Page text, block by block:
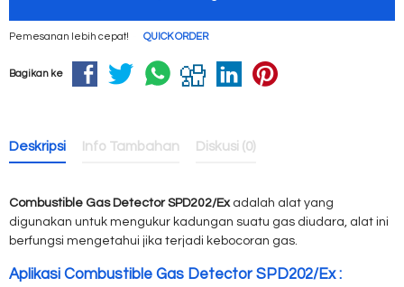
Pemesanan lebih cepat! QUICK ORDER
Bagikan ke
Deskripsi Info Tambahan Diskusi (0)
Combustible Gas Detector SPD202/Exadalah alat yang
digunakan untuk mengukur kadungan suatu gas diudara, alat ini
berfungsi mengetahui jika terjadi kebocoran gas.
Aplikasi Combustible Gas Detector SPD202/Ex :